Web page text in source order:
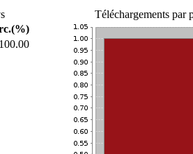
100.00
Téléchargements par